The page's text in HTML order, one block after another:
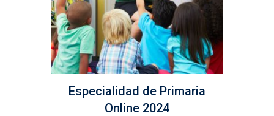
Especialidad de Primaria
Online 2024